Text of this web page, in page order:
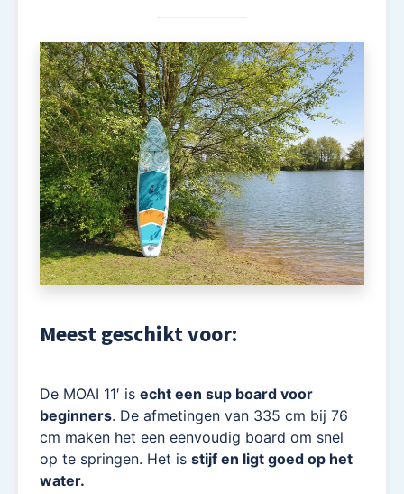
Meest geschikt voor:
De MOAI 11′ is echt een sup board voor
beginners. De afmetingen van 335 cm bij 76
cm maken het een eenvoudig board om snel
op te springen. Het is stijf en ligt goed op het
water.